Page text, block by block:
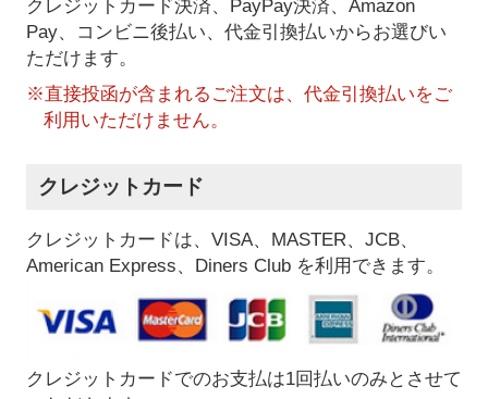
クレジットカード決済、PayPay決済、Amazon
Pay、コンビニ後払い、代金引換払いからお選びい
ただけます。
※直接投函が含まれるご注文は、代金引換払いをご
利用いただけません。
クレジットカード
クレジットカードは、VISA、MASTER、JCB、
American Express、Diners Club を利用できます。
クレジットカードでのお支払は1回払いのみとさせて